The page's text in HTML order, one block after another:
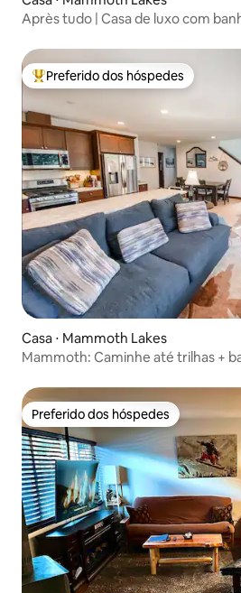
Après tudo | Casa de luxo com
Entre os melhores preferidos dos
Preferido dos hóspedes
Casa ⋅ Mammoth Lakes
Mammoth: Caminhe até trilhas +
Preferido dos hóspedes
Preferido dos hóspedes